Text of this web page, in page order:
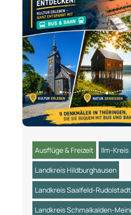
Ausflüge & Freizeit Ilm-Kreis
Landkreis Hildburghausen
Landkreis Saalfeld-Rudolstadt
Landkreis Schmalkalden-